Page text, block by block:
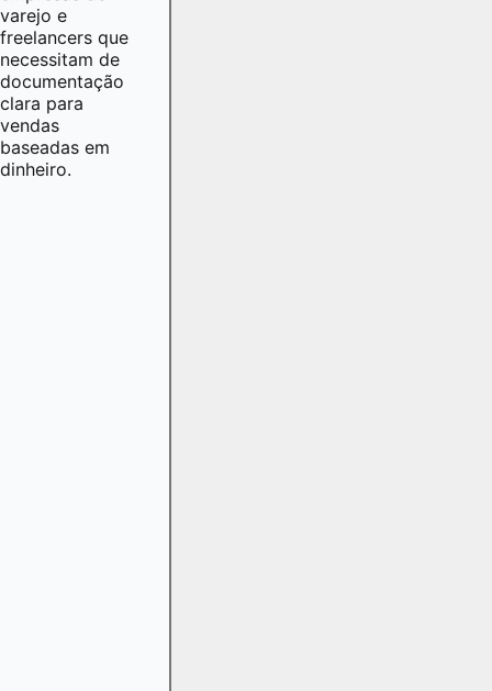
varejo e
freelancers que
necessitam de
documentação
clara para
vendas
baseadas em
dinheiro.